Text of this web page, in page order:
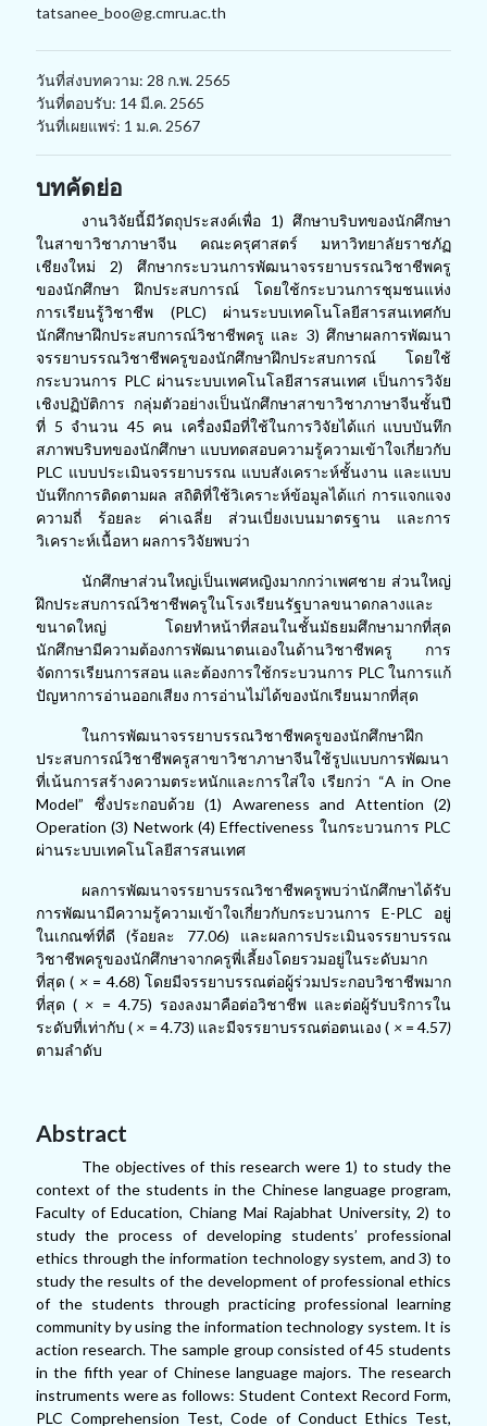
tatsanee_boo@g.cmru.ac.th
วันที่ส่งบทความ: 28 ก.พ. 2565
วันที่ตอบรับ: 14 มี.ค. 2565
วันที่เผยแพร่: 1 ม.ค. 2567
บทคัดย่อ
งานวิจัยนี้มีวัตถุประสงค์เพื่อ 1) ศึกษาบริบทของนักศึกษา
ในสาขาวิชาภาษาจีน คณะครุศาสตร์ มหาวิทยาลัยราชภัฏ
เชียงใหม่ 2) ศึกษากระบวนการพัฒนาจรรยาบรรณวิชาชีพครู
ของนักศึกษา ฝึกประสบการณ์ โดยใช้กระบวนการชุมชนแห่ง
การเรียนรู้วิชาชีพ (PLC) ผ่านระบบเทคโนโลยีสารสนเทศกับ
นักศึกษาฝึกประสบการณ์วิชาชีพครู และ 3) ศึกษาผลการพัฒนา
จรรยาบรรณวิชาชีพครูของนักศึกษาฝึกประสบการณ์ โดยใช้
กระบวนการ PLC ผ่านระบบเทคโนโลยีสารสนเทศ เป็นการวิจัย
เชิงปฏิบัติการ กลุ่มตัวอย่างเป็นนักศึกษาสาขาวิชาภาษาจีนชั้นปี
ที่ 5 จำนวน 45 คน เครื่องมือที่ใช้ในการวิจัยได้แก่ แบบบันทึก
สภาพบริบทของนักศึกษา แบบทดสอบความรู้ความเข้าใจเกี่ยวกับ
PLC แบบประเมินจรรยาบรรณ แบบสังเคราะห์ชั้นงาน และแบบ
บันทึกการติดตามผล สถิติที่ใช้วิเคราะห์ข้อมูลได้แก่ การแจกแจง
ความถี่ ร้อยละ ค่าเฉลี่ย ส่วนเบี่ยงเบนมาตรฐาน และการ
วิเคราะห์เนื้อหา ผลการวิจัยพบว่า
นักศึกษาส่วนใหญ่เป็นเพศหญิงมากกว่าเพศชาย ส่วนใหญ่
ฝึกประสบการณ์วิชาชีพครูในโรงเรียนรัฐบาลขนาดกลางและ
ขนาดใหญ่ โดยทำหน้าที่สอนในชั้นมัธยมศึกษามากที่สุด
นักศึกษามีความต้องการพัฒนาตนเองในด้านวิชาชีพครู การ
จัดการเรียนการสอน และต้องการใช้กระบวนการ PLC ในการแก้
ปัญหาการอ่านออกเสียง การอ่านไม่ได้ของนักเรียนมากที่สุด
ในการพัฒนาจรรยาบรรณวิชาชีพครูของนักศึกษาฝึก
ประสบการณ์วิชาชีพครูสาขาวิชาภาษาจีนใช้รูปแบบการพัฒนา
ที่เน้นการสร้างความตระหนักและการใส่ใจ เรียกว่า “A in One
Model” ซึ่งประกอบด้วย (1) Awareness and Attention (2)
Operation (3) Network (4) Effectiveness ในกระบวนการ PLC
ผ่านระบบเทคโนโลยีสารสนเทศ
ผลการพัฒนาจรรยาบรรณวิชาชีพครูพบว่านักศึกษาได้รับ
การพัฒนามีความรู้ความเข้าใจเกี่ยวกับกระบวนการ E-PLC อยู่
ในเกณฑ์ที่ดี (ร้อยละ 77.06) และผลการประเมินจรรยาบรรณ
วิชาชีพครูของนักศึกษาจากครูพี่เลี้ยงโดยรวมอยู่ในระดับมาก
ที่สุด ( × = 4.68)โดยมีจรรยาบรรณต่อผู้ร่วมประกอบวิชาชีพมาก
ที่สุด( × = 4.75) รองลงมาคือต่อวิชาชีพ และต่อผู้รับบริการใน
ระดับที่เท่ากับ( × = 4.73) และมีจรรยาบรรณต่อตนเอง ( × = 4.57)
ตามลำดับ
Abstract
The objectives of this research were 1) to study the
context of the students in the Chinese language program,
Faculty of Education, Chiang Mai Rajabhat University, 2) to
study the process of developing students’ professional
ethics through the information technology system, and 3) to
study the results of the development of professional ethics
of the students through practicing professional learning
community by using the information technology system. It is
action research. The sample group consisted of 45 students
in the fifth year of Chinese language majors. The research
instruments were as follows: Student Context Record Form,
PLC Comprehension Test, Code of Conduct Ethics Test,